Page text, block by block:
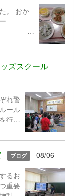
し。 おか
、みん
トなど、
クト給食
ごしたい
ズスクール
れ警
ール
行い
「ゲ
まし
した
ブログ 08/06
るお
重要